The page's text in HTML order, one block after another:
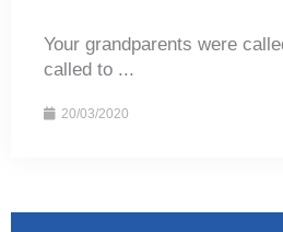
Your grandparents were
called to ...
20/03/2020